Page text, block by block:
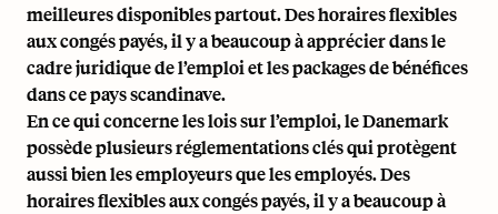
meilleures disponibles partout. Des horaires flexibles
aux congés payés, il y a beaucoup à apprécier dans le
cadre juridique de l’emploi et les packages de bénéfices
dans ce pays scandinave.
En ce qui concerne les lois sur l’emploi, le Danemark
possède plusieurs réglementations clés qui protègent
aussi bien les employeurs que les employés. Des
horaires flexibles aux congés payés, il y a beaucoup à